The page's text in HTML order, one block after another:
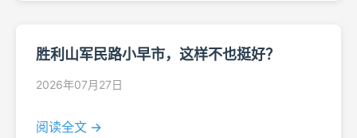
胜利山军民路小早市，这样不也挺好？
2026年07月27日
阅读全文 →